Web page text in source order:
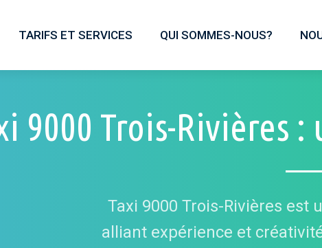
TARIFS ET SERVICES QUI SOMMES-NOUS?
9000 Trois-Rivières
Taxi 9000 Trois-Rivières est
alliant expérience et